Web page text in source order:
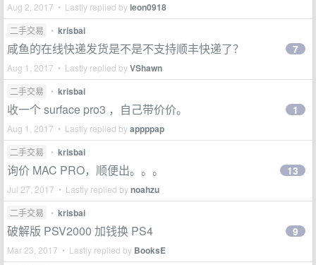
Aug 2, 2017 • Lastly replied byleon0918
二手交易 • krisbai
咸鱼的在线快递发货是不是不支持顺丰快递了？
Aug 1, 2017 • Lastly replied byVShawn
7
二手交易 • krisbai
收一个 surface pro3 ，自己带价价。
Aug 1, 2017 • Lastly replied byappppap
1
二手交易 • krisbai
询价 MAC PRO，顺便出。。。
Jul 27, 2017 • Lastly replied bynoahzu
13
二手交易 • krisbai
破解版 PSV2000 加钱换 PS4
Mar 23, 2017 • Lastly replied by BooksE
9